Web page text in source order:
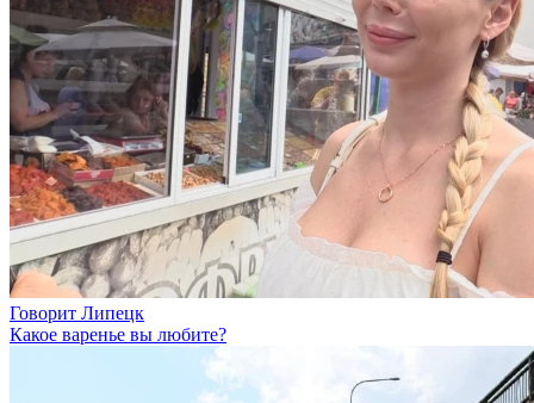
Говорит Липецк
Какое варенье вы любите?